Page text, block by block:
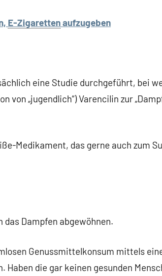
E-Zigarettenaufzugeben
eine Studie durchgeführt, bei
von „jugendlich“) Varencilin zur
Medikament, das gerne auch zum
das Dampfen abgewöhnen.
Genussmittelkonsum mittels
Haben die gar keinen gesunden